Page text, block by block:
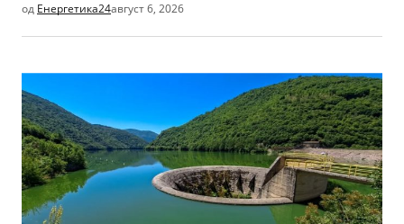
од Енергетика24август 6, 2026